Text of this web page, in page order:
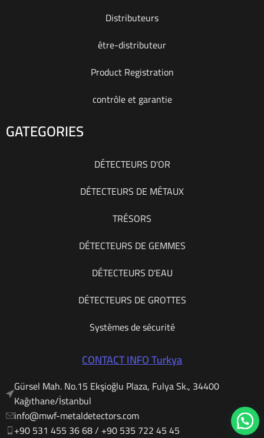
Distributeurs
être-distributeur
Product Registration
contrôle et garantie
GATEGORIES
DÉTECTEURS D'OR
DÉTECTEURS DE MÉTAUX
TRÉSORS
DÉTECTEURS DE GEMMES
DÉTECTEURS D'EAU
DÉTECTEURS DE GROTTES
Systèmes de sécurité
CONTACT INFO Turkya
Gürsel Mah. No.15 Ekşioğlu Plaza, Fulya Sk., 34400
Kağıthane/İstanbul
info@mwf-metaldetectors.com
+90 531 455 36 68 / ‎‪+90 535 722 45 45